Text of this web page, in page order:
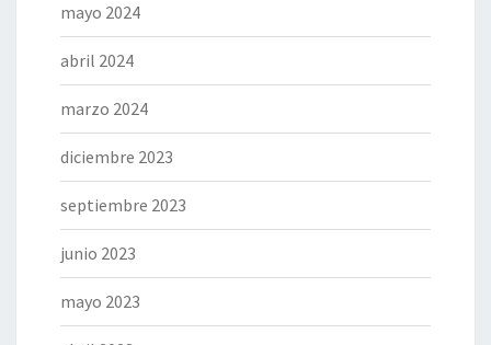
mayo 2024
abril 2024
marzo 2024
diciembre 2023
septiembre 2023
junio 2023
mayo 2023